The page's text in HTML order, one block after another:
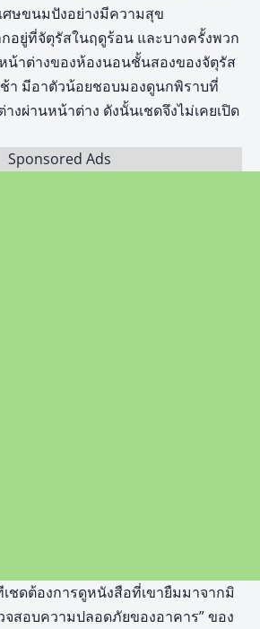
ศษขนมปังอย่างมีความสุข
อยู่ที่จัตุรัสในฤดูร้อน และบางครั้งพวก
น้าต่างของห้องนอนชั้นสองของจัตุรัส
า มีอาตัวน้อยชอบมองดูนกพิราบที่
งผ่านหน้าต่าง ดังนั้นเชดจึงไม่เคยเปิด
Sponsored Ads
เชดต้องการดูหนังสือที่เขายืมมาจากมิ
สอบความปลอดภัยของอาคาร” ของ